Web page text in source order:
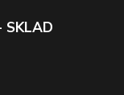
SKLAD